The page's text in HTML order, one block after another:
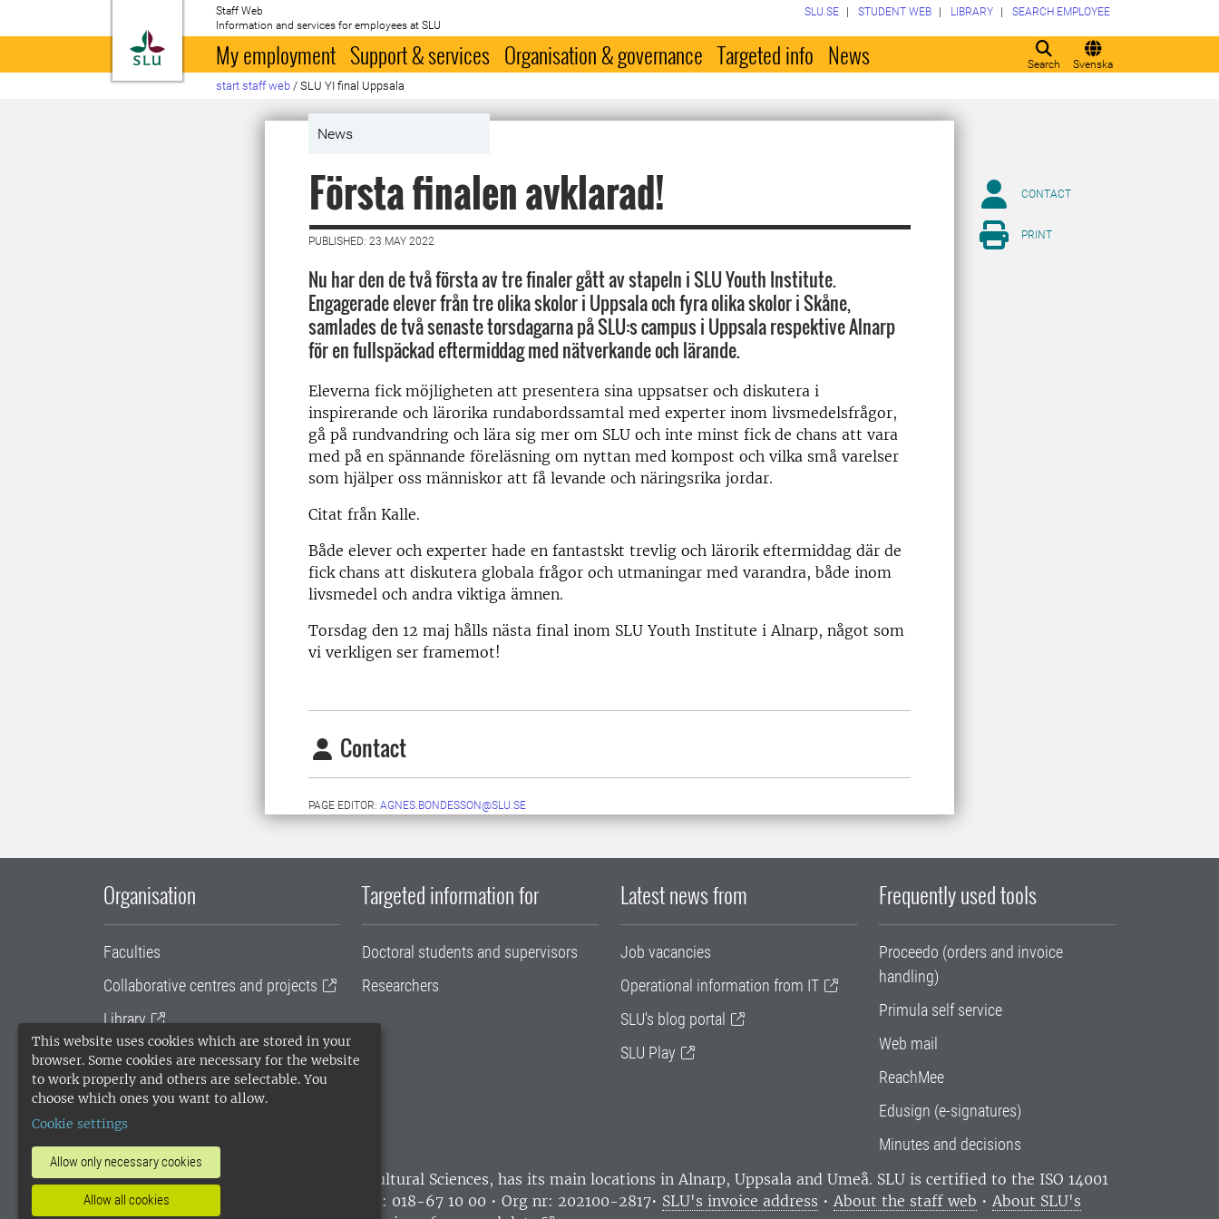
This website uses cookies which are stored in your
browser. Some cookies are necessary for the website
to work properly and others are selectable. You
choose which ones you want to allow.
Cookie settings
Allow only necessary cookies
Allow all cookies
To startpage
Staff Web
Information and services for employees at SLU
Search Svenska
SLU.SE STUDENT WEB LIBRARY SEARCH EMPLOYEE
My employment Support & services Organisation & governance Targeted info News
start staff web / SLU YI final Uppsala
News
Första finalen avklarad!
PUBLISHED: 23 MAY 2022
Nu har den de två första av tre finaler gått av stapeln i SLU Youth Institute.
Engagerade elever från tre olika skolor i Uppsala och fyra olika skolor i Skåne,
samlades de två senaste torsdagarna på SLU:s campus i Uppsala respektive Alnarp
för en fullspäckad eftermiddag med nätverkande och lärande.
Eleverna fick möjligheten att presentera sina uppsatser och diskutera i
inspirerande och lärorika rundabordssamtal med experter inom livsmedelsfrågor,
gå på rundvandring och lära sig mer om SLU och inte minst fick de chans att vara
med på en spännande föreläsning om nyttan med kompost och vilka små varelser
som hjälper oss människor att få levande och näringsrika jordar.
Citat från Kalle.
Både elever och experter hade en fantastskt trevlig och lärorik eftermiddag där de
fick chans att diskutera globala frågor och utmaningar med varandra, både inom
livsmedel och andra viktiga ämnen.
Torsdag den 12 maj hålls nästa final inom SLU Youth Institute i Alnarp, något som
vi verkligen ser framemot!
Contact
PAGE EDITOR: AGNES.BONDESSON@SLU.SE
CONTACT
PRINT
Organisation
Faculties
Collaborative centres and projects
Library
University administration
SLU Holding
Targeted information for
Doctoral students and supervisors
Researchers
Latest news from
Job vacancies
Operational information from IT
SLU's blog portal
SLU Play
Frequently used tools
Proceedo (orders and invoice
handling)
Primula self service
Web mail
ReachMee
Edusign (e-signatures)
Minutes and decisions
SLU, the Swedish University of Agricultural Sciences, has its main locations in Alnarp, Uppsala and Umeå. SLU is certified to the ISO 14001
environmental standard. •
Telephone: 018-67 10 00 • Org nr: 202100-2817• SLU's invoice address • About the staff web • About SLU's